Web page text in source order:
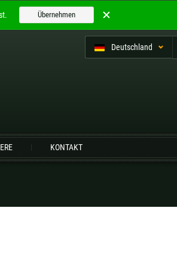
Deutschland
KONTAKT
Übernehmen